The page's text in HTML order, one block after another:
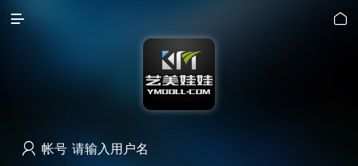
 
 帐号